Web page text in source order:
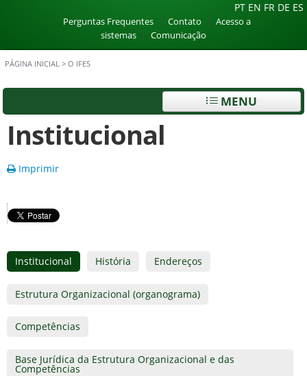
PT EN FR DE ES
Perguntas Frequentes Contato
Acesso a
sistemas
Comunicação
PÁGINA INICIAL > O IFES
MENU
Institucional
Imprimir
Institucional História Endereços
Estrutura Organizacional (organograma)
Competências
Base Jurídica da Estrutura Organizacional e das
Competências